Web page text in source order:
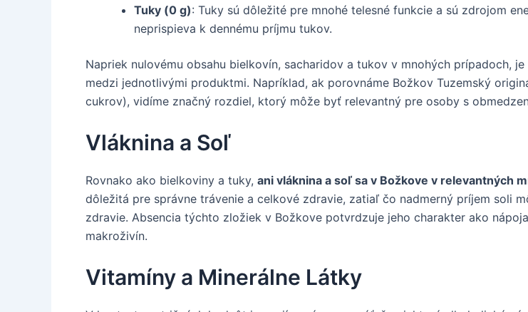
Tuky (0 g): Tuky sú dôležité pre mnohé telesné funkcie a sú zdrojom
neprispieva k dennému príjmu tukov.
Napriek nulovému obsahu bielkovín, sacharidov a tukov v mnohých prípadoch,
medzi jednotlivými produktmi. Napríklad, ak porovnáme Božkov Tuzemský
cukrov), vidíme značný rozdiel, ktorý môže byť relevantný pre osoby s
Vláknina a Soľ
Rovnako ako bielkoviny a tuky, ani vláknina a soľ sa v Božkove v relevantných
dôležitá pre správne trávenie a celkové zdravie, zatiaľ čo nadmerný príjem soli
zdravie. Absencia týchto zložiek v Božkove potvrdzuje jeho charakter ako
makroživín.
Vitamíny a Minerálne Látky